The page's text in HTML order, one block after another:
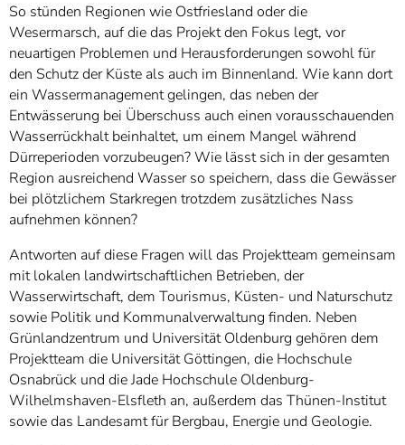
So stünden Regionen wie Ostfriesland oder die
Wesermarsch, auf die das Projekt den Fokus legt, vor
neuartigen Problemen und Herausforderungen sowohl für
den Schutz der Küste als auch im Binnenland. Wie kann dort
ein Wassermanagement gelingen, das neben der
Entwässerung bei Überschuss auch einen vorausschauenden
Wasserrückhalt beinhaltet, um einem Mangel während
Dürreperioden vorzubeugen? Wie lässt sich in der gesamten
Region ausreichend Wasser so speichern, dass die Gewässer
bei plötzlichem Starkregen trotzdem zusätzliches Nass
aufnehmen können?
Antworten auf diese Fragen will das Projektteam gemeinsam
mit lokalen landwirtschaftlichen Betrieben, der
Wasserwirtschaft, dem Tourismus, Küsten- und Naturschutz
sowie Politik und Kommunalverwaltung finden. Neben
Grünlandzentrum und Universität Oldenburg gehören dem
Projektteam die Universität Göttingen, die Hochschule
Osnabrück und die Jade Hochschule Oldenburg-
Wilhelmshaven-Elsfleth an, außerdem das Thünen-Institut
sowie das Landesamt für Bergbau, Energie und Geologie.